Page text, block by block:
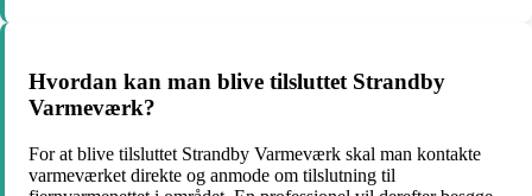
Hvordan kan man blive tilsluttet Strandby
Varmeværk?
For at blive tilsluttet Strandby Varmeværk skal man kontakte
varmeværket direkte og anmode om tilslutning til